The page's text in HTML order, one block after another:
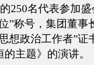
250名代表参加
”称号，集团董事
想政治工作者”证
主题》的演讲。